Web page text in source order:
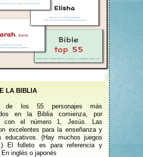
LA BIBLIA
de los 55 personajes más
en la Biblia comienza, por
con el número 1, Jesús. Las
excelentes para la enseñanza y
educativos. (Hay muchos juegos
El folleto es para referencia y
inglés o japonés